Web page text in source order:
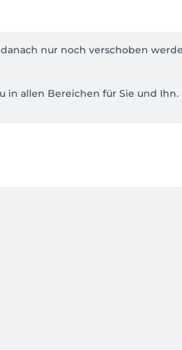
nur noch verschoben
in allen Bereichen für Sie und Ihn.